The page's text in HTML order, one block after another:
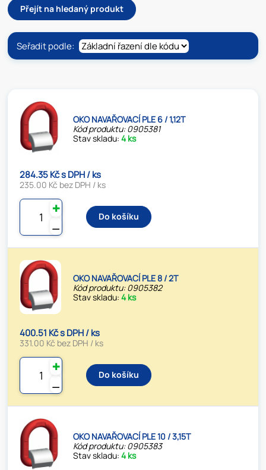
Přejít na hledaný produkt
Seřadit podle:
OKO NAVAŘOVACÍ PLE 6 / 1,12T
Kód produktu: 0905381
Stav skladu:4 ks
284.35 Kč s DPH / ks
235.00 Kč bez DPH / ks
⚊
✚
Do košíku
OKO NAVAŘOVACÍ PLE 8 / 2T
Kód produktu: 0905382
Stav skladu:4 ks
400.51 Kč s DPH / ks
331.00 Kč bez DPH / ks
⚊
✚
Do košíku
OKO NAVAŘOVACÍ PLE 10 / 3,15T
Kód produktu: 0905383
Stav skladu:4 ks